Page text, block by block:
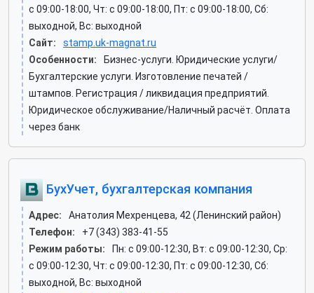
c 09:00-18:00, Чт: c 09:00-18:00, Пт: c 09:00-18:00, Сб:
выходной, Вс: выходной
Сайт:
stamp.uk-magnat.ru
Особенности:
Бизнес-услуги. Юридические услуги/
Бухгалтерские услуги. Изготовление печатей /
штампов. Регистрация / ликвидация предприятий.
Юридическое обслуживание/Наличный расчёт. Оплата
через банк
БухУчет, бухгалтерская компания
Адрес:
Анатолия Мехренцева, 42 (Ленинский район)
Телефон:
+7 (343) 383-41-55
Режим работы:
Пн: c 09:00-12:30, Вт: c 09:00-12:30, Ср:
c 09:00-12:30, Чт: c 09:00-12:30, Пт: c 09:00-12:30, Сб:
выходной, Вс: выходной